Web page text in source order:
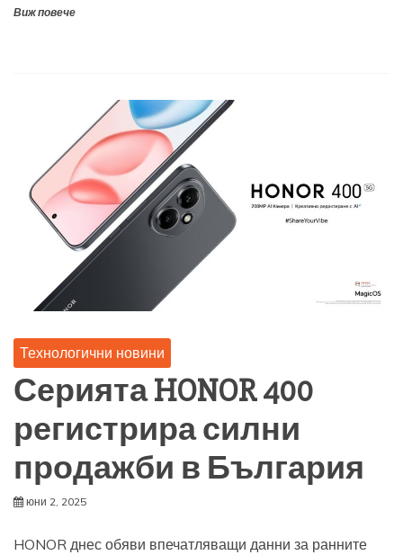
Виж повече
Технологични новини
Серията HONOR 400
регистрира силни
продажби в България
юни 2, 2025
HONOR днес обяви впечатляващи данни за ранните